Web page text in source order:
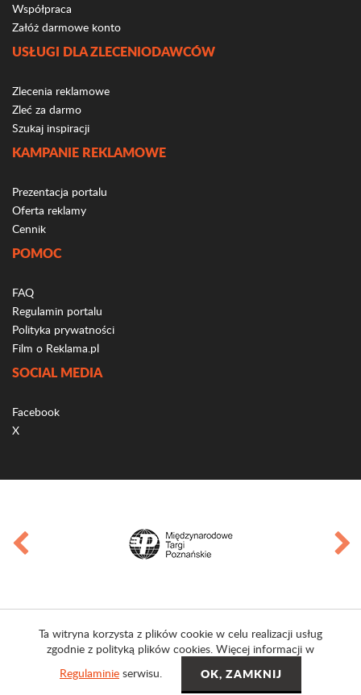
Współpraca
Załóż darmowe konto
USŁUGI DLA ZLECENIODAWCÓW
Zlecenia reklamowe
Zleć za darmo
Szukaj inspiracji
KAMPANIE REKLAMOWE
Prezentacja portalu
Oferta reklamy
Cennik
POMOC
FAQ
Regulamin portalu
Polityka prywatności
Film o Reklama.pl
SOCIAL MEDIA
Facebook
X
Ta witryna korzysta z plików cookie w celu realizacji usług
zgodnie z polityką plików cookies. Więcej informacji w
Regulaminie serwisu.